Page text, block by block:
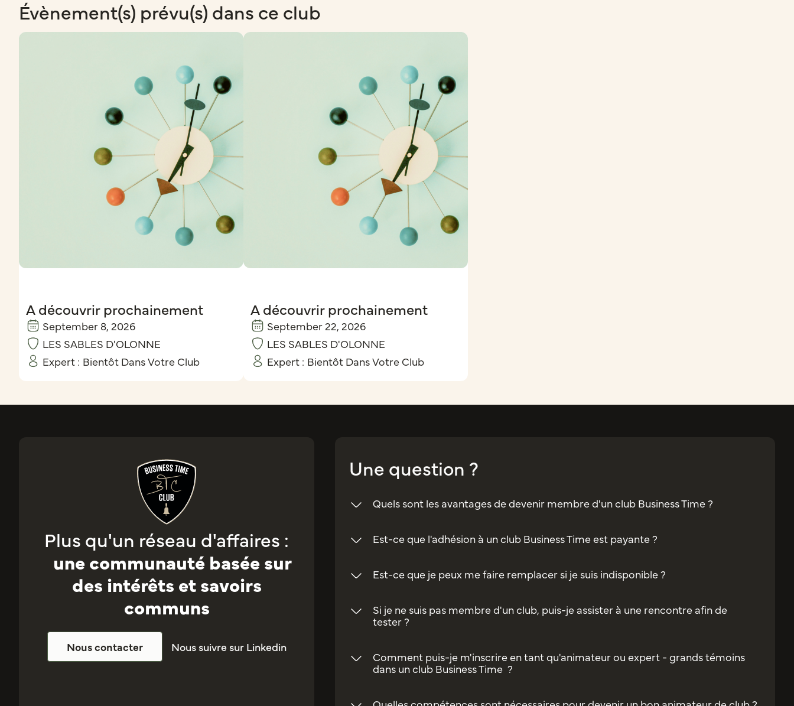
Évènement(s) prévu(s) dans ce club
A découvrir prochainement
September 8, 2026
LES SABLES D'OLONNE
Expert : Bientôt Dans Votre Club
A découvrir prochainement
September 22, 2026
LES SABLES D'OLONNE
Expert : Bientôt Dans Votre Club
Plus qu'un réseau d'affaires :
une communauté basée sur
des intérêts et savoirs
communs
Nous contacter Nous suivre sur Linkedin
Une question ?
Quels sont les avantages de devenir membre d'un club Business Time ?
Est-ce que l'adhésion à un club Business Time est payante ?
Est-ce que je peux me faire remplacer si je suis indisponible ?
Si je ne suis pas membre d'un club, puis-je assister à une rencontre afin de
tester ?
Comment puis-je m'inscrire en tant qu'animateur ou expert - grands témoins
dans un club Business Time ?